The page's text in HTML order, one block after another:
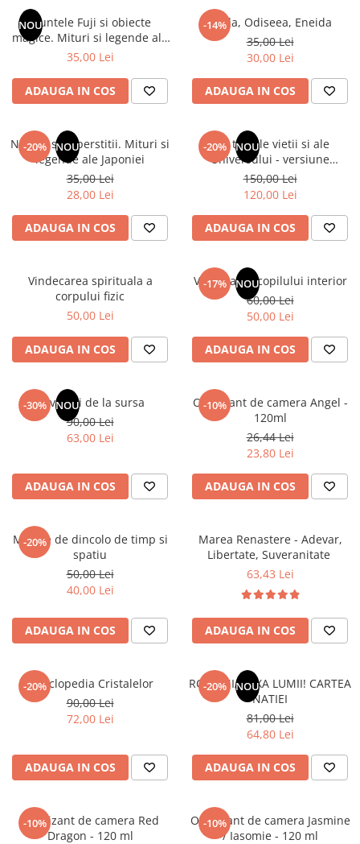
Audiobook
ReConnect
Crestinism
ScienceConnection
SelfConnect
SelfHealing
Vindecare Spirituala
Senzatii/Thriller
SF & Fantasy
Teatru
Teens Book Club
Instrumente si Truse Geometrie
Seturi scolare
Calculator
Consumabile & Accesorii
COLOREAZA CU PRIETENII
De colorat
Pot desena minunat
Carti educative
Copii 0-7 ani
Clubul Premiantilor
Super pitici 2-5 ani
Dezvoltare personala
Enciclopedii
Kids Book Club
Literatura Scolara
Lecturi Scolare
Lumea Copilariei
Ma pregatesc pentru scoala
Manuale - Carte Scolara
Clasa a II-a
Clasa a IV-a
Clasa a V-a
Clasa a VI-a
Clasa a VIII-a
Clasa I
Limbi Straine
Povesti
Povesti - Basme - Legende
Realitatea Augmentata
Religie pentru copii
ScienceConnection
Puzzle-uri
Puzzle
Puzzle 3D Lemn
NOUMuntele Fuji si obiecte
magice. Mituri si legende ale
Japoniei
35,00 Lei
ADAUGA IN COS
-14%
Iliada, Odiseea, Eneida
35,00 Lei
30,00 Lei
ADAUGA IN COS
-20% NOU
Natura si superstitii. Mituri si
legende ale Japoniei
35,00 Lei
28,00 Lei
ADAUGA IN COS
-20% NOU
Din tainele vietii si ale
Universului - versiune
originala din 1939. Volumele I-
III. Cutie de colectie -Scarlat
Demetrescu
150,00 Lei
120,00 Lei
ADAUGA IN COS
Vindecarea spirituala a
corpului fizic
50,00 Lei
ADAUGA IN COS
-17% NOU
Vindecarea copilului interior
60,00 Lei
50,00 Lei
ADAUGA IN COS
-30% NOU
Revelatii de la sursa
90,00 Lei
63,00 Lei
ADAUGA IN COS
-10%
Odorizant de camera Angel -
120ml
26,44 Lei
23,80 Lei
ADAUGA IN COS
-20%
Mesaje de dincolo de timp si
spatiu
50,00 Lei
40,00 Lei
ADAUGA IN COS
Marea Renastere - Adevar,
Libertate, Suveranitate
63,43 Lei
ADAUGA IN COS
-20%
Enciclopedia Cristalelor
90,00 Lei
72,00 Lei
ADAUGA IN COS
-20% NOU
ROMANIA, AXA LUMII! CARTEA
NATIEI
81,00 Lei
64,80 Lei
ADAUGA IN COS
-10%
Odorizant de camera Red
Dragon - 120 ml
-10%
Odorizant de camera Jasmine
/ Iasomie - 120 ml